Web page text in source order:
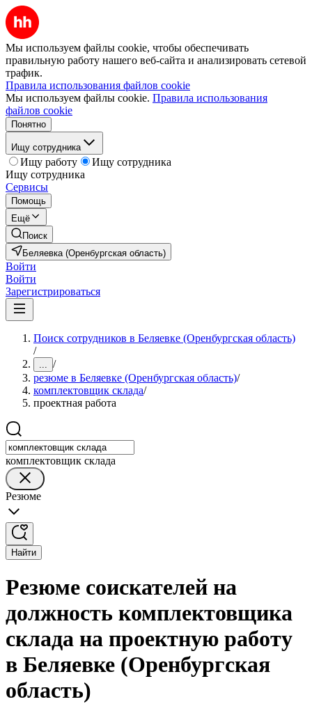
Мы используем файлы cookie, чтобы обеспечивать
правильную работу нашего веб-сайта и анализировать сетевой
трафик.
Правила использования файлов cookie
Мы используем файлы cookie. Правила использования
файлов cookie
Понятно
Ищу сотрудника
Ищу работу
Ищу сотрудника
Ищу сотрудника
Сервисы
Помощь
Ещё
Поиск
Беляевка (Оренбургская область)
Войти
Войти
Зарегистрироваться
Поиск сотрудников в Беляевке (Оренбургская область)
/
... /
резюме в Беляевке (Оренбургская область)/
комплектовщик склада/
проектная работа
комплектовщик склада
Резюме
Найти
Резюме соискателей на
должность комплектовщика
склада на проектную работу
в Беляевке (Оренбургская
область)